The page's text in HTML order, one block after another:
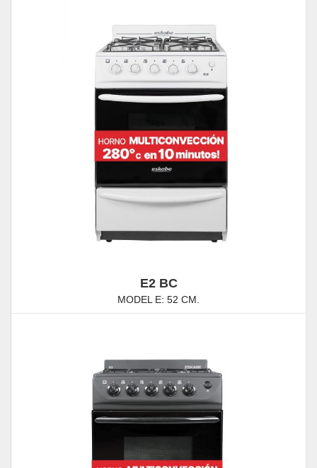
E2 BC
MODEL E: 52 CM.